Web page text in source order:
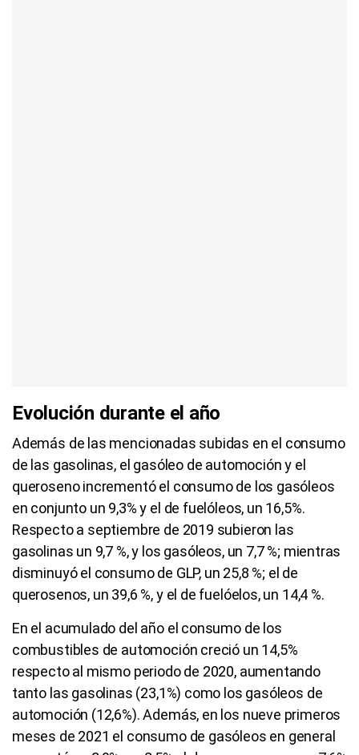
Evolución durante el año
Además de las mencionadas subidas en el consumo
de las gasolinas, el gasóleo de automoción y el
queroseno incrementó el consumo de los gasóleos
en conjunto un 9,3% y el de fuelóleos, un 16,5%.
Respecto a septiembre de 2019 subieron las
gasolinas un 9,7 %, y los gasóleos, un 7,7 %; mientras
disminuyó el consumo de GLP, un 25,8 %; el de
querosenos, un 39,6 %, y el de fuelóelos, un 14,4 %.
En el acumulado del año el consumo de los
combustibles de automoción creció un 14,5%
respecto al mismo periodo de 2020, aumentando
tanto las gasolinas (23,1%) como los gasóleos de
automoción (12,6%). Además, en los nueve primeros
meses de 2021 el consumo de gasóleos en general